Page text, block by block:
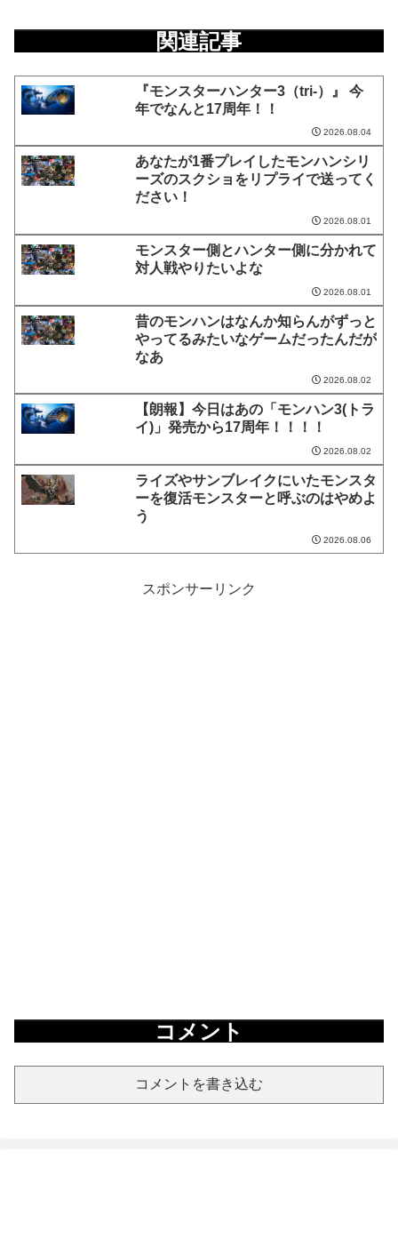
関連記事
『モンスターハンター3（tri-）』 今
年でなんと17周年！！
2026.08.04
あなたが1番プレイしたモンハンシリ
ーズのスクショをリプライで送ってく
ださい！
2026.08.01
モンスター側とハンター側に分かれて
対人戦やりたいよな
2026.08.01
昔のモンハンはなんか知らんがずっと
やってるみたいなゲームだったんだが
なあ
2026.08.02
【朗報】今日はあの「モンハン3(トラ
イ)」発売から17周年！！！！
2026.08.02
ライズやサンブレイクにいたモンスタ
ーを復活モンスターと呼ぶのはやめよ
う
2026.08.06
スポンサーリンク
コメント
コメントを書き込む